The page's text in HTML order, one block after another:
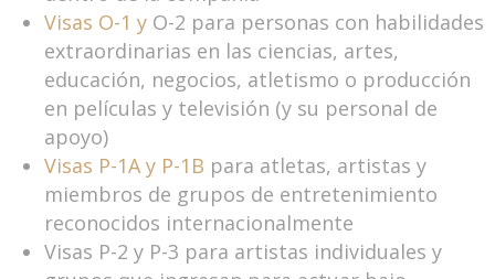
Visas O-1 y O-2 para personas con habilidades
extraordinarias en las ciencias, artes,
educación, negocios, atletismo o producción
en películas y televisión (y su personal de
apoyo)
Visas P-1A y P-1B para atletas, artistas y
miembros de grupos de entretenimiento
reconocidos internacionalmente
Visas P-2 y P-3 para artistas individuales y